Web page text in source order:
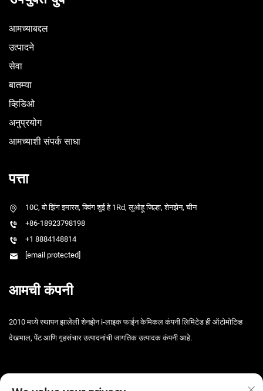
आमच्याबद्दल
उत्पादने
सेवा
बातम्या
व्हिडिओ
अनुप्रयोग
आमच्याशी संपर्क साधा
पत्ता
10C, बो झिंग इमारत, क्विंग शुई हे 1Rd, लुओहू जिल्हा, शेनझेन, चीन
+86-18923798198
+1 8884148814
[email protected]
आमची कंपनी
2010 मध्ये स्थापन झालेली शेनझेन i-लाइक फाईन केमिकल कंपनी लिमिटेड ही ऑटोमोटिव्ह
देखभाल, पेंट आणि गृहसंचार उत्पादनांची जागतिक उत्पादक कंपनी आहे.